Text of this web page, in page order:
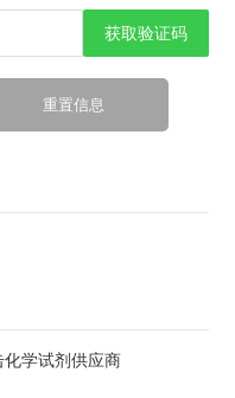
获取验证码
化学试剂供应商